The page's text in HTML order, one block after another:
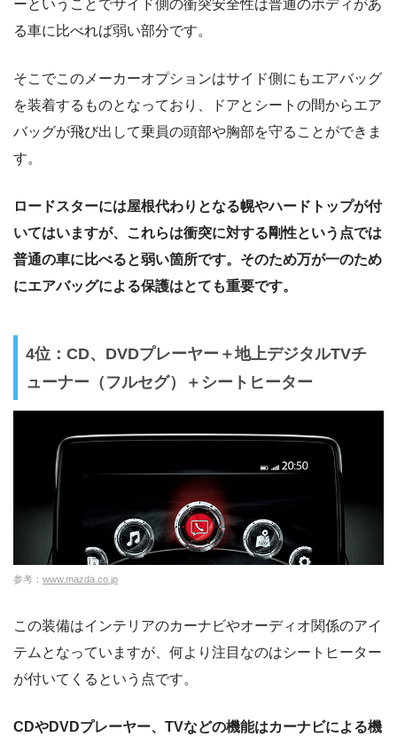
ーということでサイド側の衝突安全性は普通のボディがあ
る車に比べれば弱い部分です。
そこでこのメーカーオプションはサイド側にもエアバッグ
を装着するものとなっており、ドアとシートの間からエア
バッグが飛び出して乗員の頭部や胸部を守ることができま
す。
ロードスターには屋根代わりとなる幌やハードトップが付
いてはいますが、これらは衝突に対する剛性という点では
普通の車に比べると弱い箇所です。そのため万が一のため
にエアバッグによる保護はとても重要です。
4位：CD、DVDプレーヤー＋地上デジタルTVチ
ューナー（フルセグ）＋シートヒーター
参考： www.mazda.co.jp
この装備はインテリアのカーナビやオーディオ関係のアイ
テムとなっていますが、何より注目なのはシートヒーター
が付いてくるという点です。
CDやDVDプレーヤー、TVなどの機能はカーナビによる機